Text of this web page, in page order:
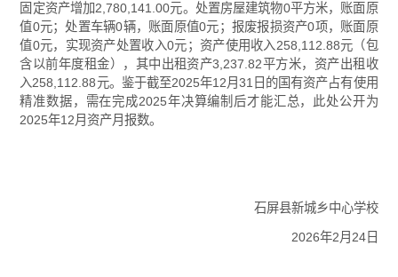
固定资产增加2,780,141.00元。处置房屋建筑物0平方米，账面原
值0元；处置车辆0辆，账面原值0元；报废报损资产0项，账面原
值0元，实现资产处置收入0元；资产使用收入258,112.88元（包
含以前年度租金），其中出租资产3,237.82平方米，资产出租收
入258,112.88元。鉴于截至2025年12月31日的国有资产占有使用
精准数据，需在完成2025年决算编制后才能汇总，此处公开为
2025年12月资产月报数。
石屏县新城乡中心学校
2026年2月24日